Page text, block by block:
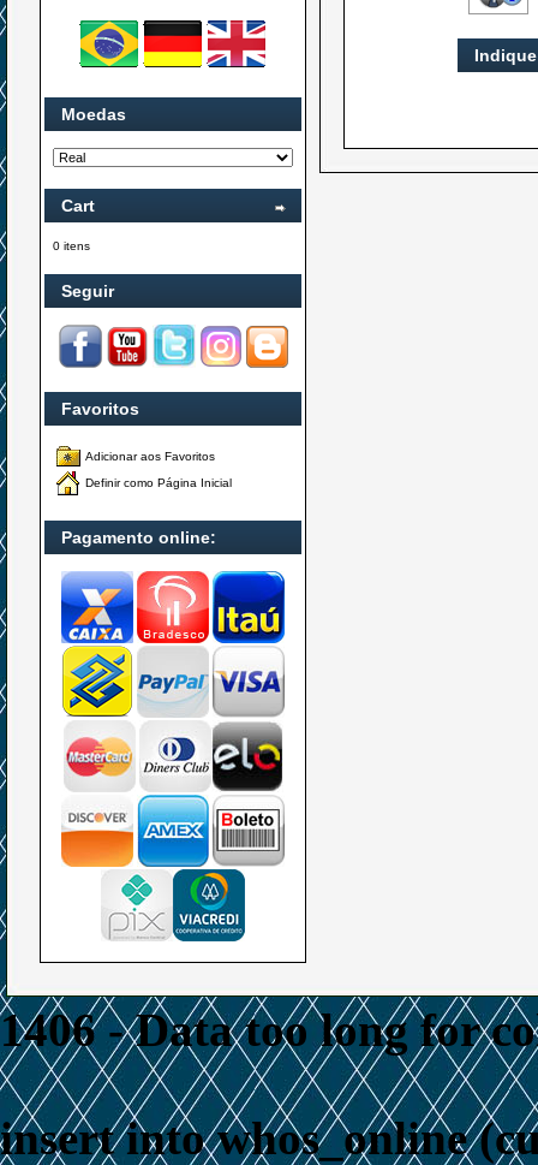
Moedas
Cart
0 itens
Seguir
Favoritos
Adicionar aos Favoritos
Definir como Página Inicial
Pagamento online:
1406 - Data too long for
insert into whos_online